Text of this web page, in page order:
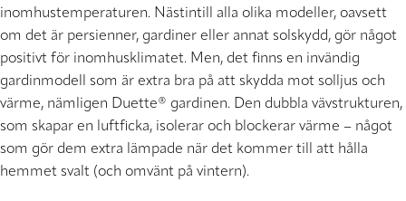
inomhustemperaturen. Nästintill alla olika modeller, oavsett
om det är persienner, gardiner eller annat solskydd, gör något
positivt för inomhusklimatet. Men, det finns en invändig
gardinmodell som är extra bra på att skydda mot solljus och
värme, nämligen Duette® gardinen. Den dubbla vävstrukturen,
som skapar en luftficka, isolerar och blockerar värme – något
som gör dem extra lämpade när det kommer till att hålla
hemmet svalt (och omvänt på vintern).